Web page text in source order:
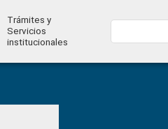
Trámites y
Servicios
institucionales